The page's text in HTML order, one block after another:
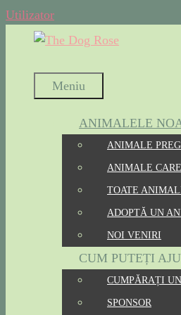
Utilizator
Meniu
ANIMALELE
ANIMALE
ANIMALE
TOATE
ADOPTĂ UN
NOI VENIRI
CUM PUTEȚI
CUMPĂRAȚI
SPONSOR